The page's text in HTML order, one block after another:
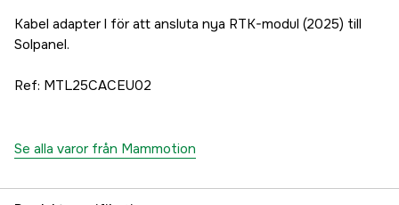
Kabel adapter l för att ansluta nya RTK-modul (2025) till
Solpanel.
Ref: MTL25CACEU02
Se alla varor från Mammotion